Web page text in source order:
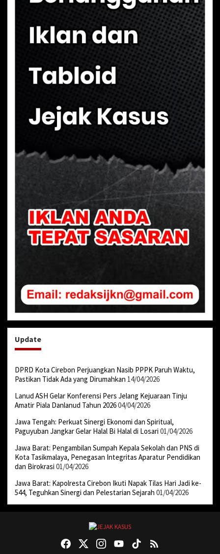
Update
DPRD Kota Cirebon Perjuangkan Nasib PPPK Paruh Waktu,
Pastikan Tidak Ada yang Dirumahkan 14/04/2026
Lanud ASH Gelar Konferensi Pers Jelang Kejuaraan Tinju
Amatir Piala Danlanud Tahun 202604/04/2026
Jawa Tengah: Perkuat Sinergi Ekonomi dan Spiritual,
Paguyuban Jangkar Gelar Halal Bi Halal di Losari 01/04/2026
Jawa Barat: Pengambilan Sumpah Kepala Sekolah dan PNS di
Kota Tasikmalaya, Penegasan Integritas Aparatur Pendidikan
dan Birokrasi 01/04/2026
Jawa Barat: Kapolresta Cirebon Ikuti Napak Tilas Hari Jadi ke-
544, Teguhkan Sinergi dan Pelestarian Sejarah 01/04/2026